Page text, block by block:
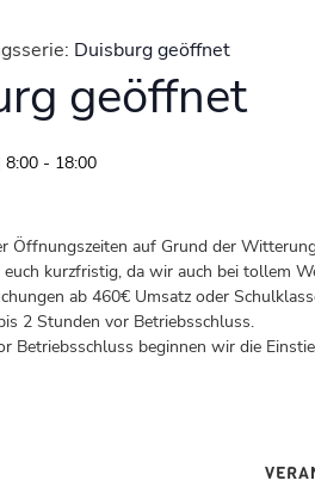
Duisburg geöffnet
geöffnet
8:00 - 18:00
Öffnungszeiten auf Grund der
kurzfristig, da wir auch bei tollem
ab 460€ Umsatz oder
2 Stunden vor Betriebsschluss.
Betriebsschluss beginnen wir die